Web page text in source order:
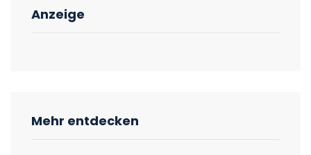
Anzeige
Mehr entdecken